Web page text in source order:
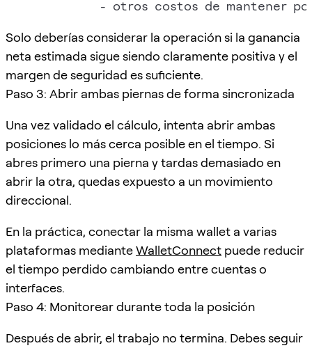
Solo deberías considerar la operación si la ganancia
neta estimada sigue siendo claramente positiva y el
margen de seguridad es suficiente.
Paso 3: Abrir ambas piernas de forma sincronizada
Una vez validado el cálculo, intenta abrir ambas
posiciones lo más cerca posible en el tiempo. Si
abres primero una pierna y tardas demasiado en
abrir la otra, quedas expuesto a un movimiento
direccional.
En la práctica, conectar la misma wallet a varias
plataformas medianteWalletConnect puede reducir
el tiempo perdido cambiando entre cuentas o
interfaces.
Paso 4: Monitorear durante toda la posición
Después de abrir, el trabajo no termina. Debes seguir